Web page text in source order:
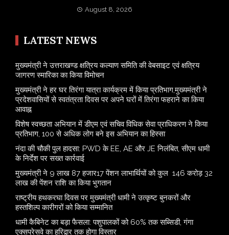
August 8, 2026
LATEST NEWS
मुख्यमंत्री ने उत्तराखण्ड क्षत्रिय कल्याण समिति की वेबसाइट एवं क्षत्रिय
जागरण स्मारिका का किया विमोचन
मुख्यमंत्री ने हर घर तिरंगा यात्रा कार्यक्रम में किया प्रतिभाग,मुख्यमंत्री ने
प्रदेशवासियों से स्वतंत्रता दिवस पर अपने घरों में तिरंगा फहराने का किया
आवाह्न
विशेष स्वच्छता अभियान में डीएम एवं सचिव विधिक सेवा प्राधिकरण ने किया
प्रतिभाग, 100 से अधिक लोग बने इस अभियान का हिस्सा
नंदा की चौकी पुल हादसा: PWD के EE, AE और JE निलंबित, सीएम धामी
के निर्देश पर सख्त कार्रवाई
मुख्यमंत्री ने 9 लाख 87 हजार17 पेंशन लाभार्थियों को कुल 146 करोड़ 32
लाख की पेंशन राशि का किया भुगतान
राष्ट्रीय हथकरघा दिवस पर मुख्यमंत्री धामी ने उत्कृष्ट बुनकरों और
हस्तशिल्प कारीगरों को किया सम्मानित
​धामी कैबिनेट का बड़ा फैसला: पशुपालकों को 60% तक सब्सिडी, गंगा
एक्सप्रेसवे का हरिद्वार तक होगा विस्तार